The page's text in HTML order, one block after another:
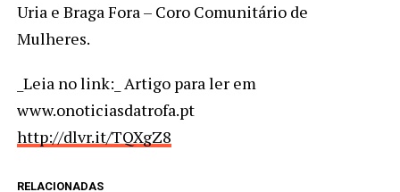
Uria e Braga Fora – Coro Comunitário de
Mulheres.
_Leia no link:_ Artigo para ler em
www.onoticiasdatrofa.pt
http://dlvr.it/TQXgZ8
RELACIONADAS